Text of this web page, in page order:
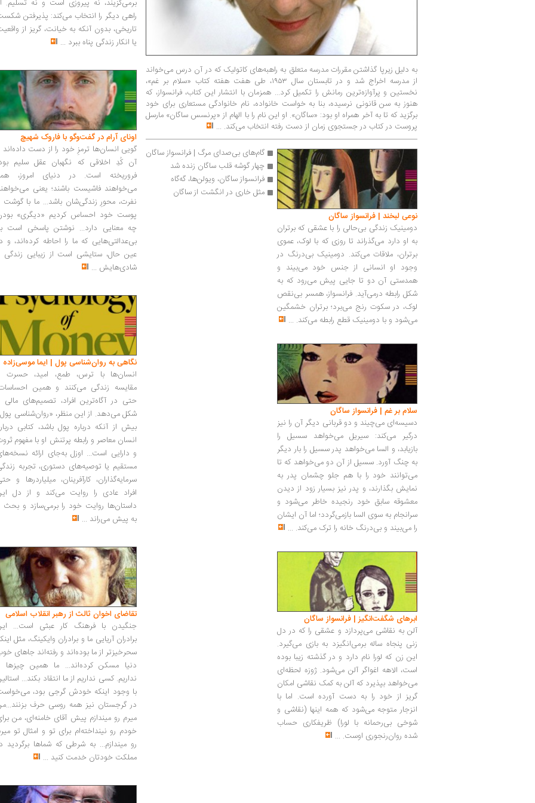
به دلیل زیرپا گذاشتن مقررات مدرسه متعلق به راهبه‌های کاتولیک که در آن درس می‌خواند
از مدرسه اخراج شد و در تابستان سال ۱۹۵۳، طی هفت هفته کتاب «سلام بر غم»،
نخستین و پرآوازه‌ترین رمانش را تکمیل کرد... همزمان با انتشار این کتاب، فرانسواز، که
هنوز به سن قانونی نرسیده، بنا به خواست خانواده، نام خانوادگی مستعاری برای خود
برگزید که تا به آخر همراه او بود: «ساگان». او این نام را با الهام از «پرنسس ساگان» مارسل
پروست در کتاب در جستجوی زمان از دست رفته انتخاب می‌کند. ...
نوعی لبخند | فرانسواز ساگان
دومینیک زندگی بی‌حالی را با عشقی که برتران
به او دارد می‌گذراند تا روزی که با لوک، عموی
برتران، ملاقات می‌کند. دومینیک بی‌درنگ در
وجود او انسانی از جنس خود می‌بیند و
همدستی آن دو تا جایی پیش می‌رود که به
شکل رابطه درمی‌آید. فرانسواز، همسر بی‌نقص
لوک، در سکوت رنج می‌برد؛ برتران خشمگین
می‌شود و با دومینیک قطع رابطه می‌کند. ...
سلام بر غم | فرانسواز ساگان
دسیسه‌­ای می‌­چیند و دو قربانی دیگر آن را نیز
درگیر می­‌کند: سیریل می­‌خواهد سسیل را
بازیابد، و السا می­‌خواهد پدر سسیل را بار دیگر
به چنگ آورد. سسیل از آن دو می­‌خواهد که تا
می­‌توانند خود را با هم جلو چشمان پدر به
نمایش بگذارند، و پدر نیز بسیار زود از دیدن
معشوقه سابق خود رنجیده خاطر می­‌شود و
سرانجام به سوی السا بازمی­‌گردد؛ اما آن ایشان
را می­‌بیند و بی­‌درنگ خانه را ترک می­‌کند. ...
ابرهای شگفت‌انگیز | فرانسواز ساگان
آلن به نقاشی می‌پردازد و عشقی را که در دل
زنی پنجاه ساله برمی‌انگیزد به بازی می‌گیرد.
این زن که لورا نام دارد و در گذشته زیبا بوده
است، الاهه اغواگر آلن می‌شود. ژوزه لحظه‌ای
می‌خواهد بپذیرد که آلن به کمک نقاشی امکان
گریز از خود را به دست آورده است. اما با
انزجار متوجه می‌شود که همه اینها (نقاشی و
شوخی بی‌رحمانه با لورا) ظریفکاری حساب
شده روان‌رنجوری اوست. ...
گام‌های بی‌صدای مرگ | فرانسواز ساگان
چهار گوشه قلب ساگان زنده شد
فرانسواز ساگان، ویولن‌ها، گه‌گاه
مثل خاری در انگشت از ساگان
برمی‌گزیند، نه پیروزی است و نه تسلیم.
راهی دیگر را انتخاب می‌کند: پذیرفتن
تاریخی، بدون آنکه به خیانت، گریز از
یا انکار زندگی پناه ببرد ...
اونای آرام در گفت‌وگو با فاروک شهیچ‭
گویی انسان‌ها ترمزِ خود را از دست داده‌اند
آن کُدِ اخلاقی که نگهبان عقل سلیم
فروریخته است. در دنیای امروز،
می‌خواهند فاشیست باشند؛ یعنی
نفرت، محورِ زندگی‌شان باشد... ما با گوشت
پوست خود احساس کردیم «دیگری»
چه معنایی دارد... نوشتن پاسخی است
بی‌عدالتی‌هایی که ما را احاطه کرده‌اند، و
عین حال، ستایشی است از زیبایی زندگی
شادی‌هایش ...
نگاهی به روان‌شناسی پول | ایما موسی‌زاده
انسان‌ها با ترس، طمع، امید، حسرت
مقایسه زندگی می‌کنند و همین
حتی در آگاه‌ترین افراد، تصمیم‌های مالی
شکل می‌دهد. از این منظر، «روان‌شناسی
بیش از آنکه درباره پول باشد، کتابی
انسان معاصر و رابطه پرتنش او با مفهوم
و دارایی است... اوزل به‌جای ارائه
مستقیم یا توصیه‌های دستوری، تجربه
سرمایه‌گذاران، کارآفرینان، میلیاردرها و
افراد عادی را روایت می‌کند و از دل
داستان‌ها روایت خود را برمی‌سازد و بحث
به پیش می‌راند ...
تقاضای اخوان ثالث از رهبر انقلاب اسلامی
جنگیدن با فرهنگ کار عبثی است...
برادران آریایی ما و برادران وایکینگ، مثل
سحرخیزتر از ما بوده‌اند و رفته‌اند جاهای
دنیا مسکن کرده‌اند... ما همین چیزها
نداریم. کسی نداریم از ما انتقاد بکند...
با وجود اینکه خودش گرجی بود،
در گرجستان نیز همه روسی حرف
میرم رو میندازم پیش آقای خامنه‌ای، من
خودم رو نینداخته‌ام برای تو و امثال تو
رو میندازم... به شرطی که شماها برگردید
مملکت خودتان خدمت کنید ...